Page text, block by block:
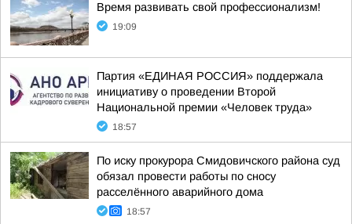
Время развивать свой профессионализм!
19:09
Партия «ЕДИНАЯ РОССИЯ» поддержала
инициативу о проведении Второй
Национальной премии «Человек труда»
18:57
По иску прокурора Смидовичского района суд
обязал провести работы по сносу
расселённого аварийного дома
18:57